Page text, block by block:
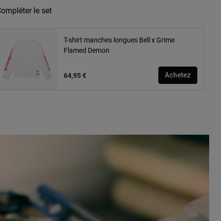
le set
T-shirt manches longues Bell x Grime
Flamed Demon
64,95 € Achetez